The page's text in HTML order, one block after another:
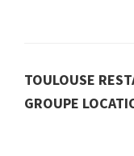
TOULOUSE
GROUPE